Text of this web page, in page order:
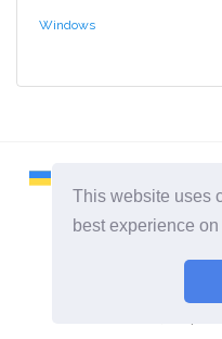
This website uses
best experience
Windows
2026 ©
Kõik